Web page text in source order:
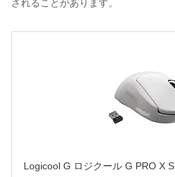
されることがあります。
Logicool G ロジクール G PRO X